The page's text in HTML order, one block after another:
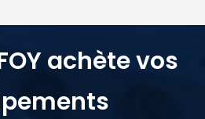
achète vos